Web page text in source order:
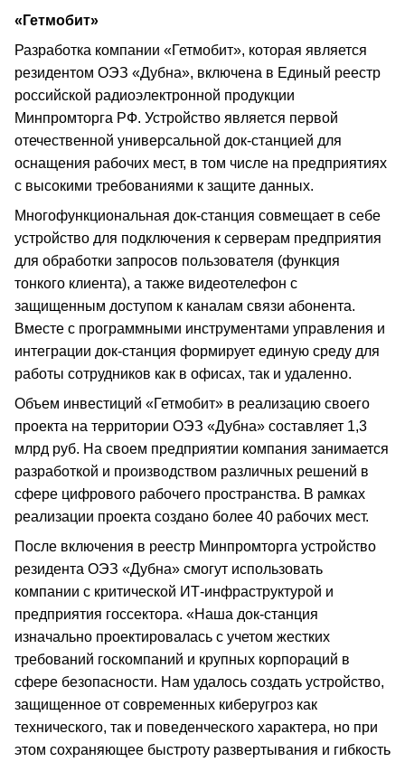
«Гетмобит»
Разработка компании «Гетмобит», которая является
резидентом ОЭЗ «Дубна», включена в Единый реестр
российской радиоэлектронной продукции
Минпромторга РФ. Устройство является первой
отечественной универсальной док-станцией для
оснащения рабочих мест, в том числе на предприятиях
с высокими требованиями к защите данных.
Многофункциональная док-станция совмещает в себе
устройство для подключения к серверам предприятия
для обработки запросов пользователя (функция
тонкого клиента), а также видеотелефон с
защищенным доступом к каналам связи абонента.
Вместе с программными инструментами управления и
интеграции док-станция формирует единую среду для
работы сотрудников как в офисах, так и удаленно.
Объем инвестиций «Гетмобит» в реализацию своего
проекта на территории ОЭЗ «Дубна» составляет 1,3
млрд руб. На своем предприятии компания занимается
разработкой и производством различных решений в
сфере цифрового рабочего пространства. В рамках
реализации проекта создано более 40 рабочих мест.
После включения в реестр Минпромторга устройство
резидента ОЭЗ «Дубна» смогут использовать
компании с критической ИТ-инфраструктурой и
предприятия госсектора. «Наша док-станция
изначально проектировалась с учетом жестких
требований госкомпаний и крупных корпораций в
сфере безопасности. Нам удалось создать устройство,
защищенное от современных киберугроз как
технического, так и поведенческого характера, но при
этом сохраняющее быстроту развертывания и гибкость